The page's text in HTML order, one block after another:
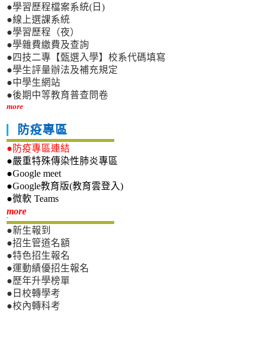
●學習歷程檔案系統(日)
●線上選課系統
●學習歷程（夜）
●學雜費繳費及查詢
●四技二專【甄選入學】校系代碼填寫
●學生評量辦法及補充規定
●中學生網站
●後期中等教育普查問卷
more
防疫專區
●防疫專區連結
●嚴重特殊傳染性肺炎專區
●Google meet
●Google教育版(教育雲登入)
●微軟 Teams
more新生專區
●新生報到
●招生管道名額
●特色招生報名
●運動績優招生報名
●歷年升學榜單
●日校轉學考
●校內轉科考